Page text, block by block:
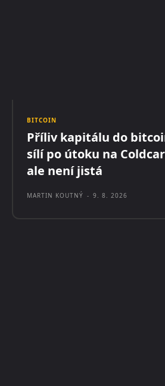
BITCOIN
Příliv kapitálu do
sílí po útoku na
ale není jistá
MARTIN KOUTNÝ - 9. 8. 2026